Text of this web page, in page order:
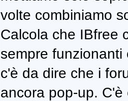
volte combiniamo
Calcola che IBfree
sempre
c'è da dire che i
ancora pop-up.